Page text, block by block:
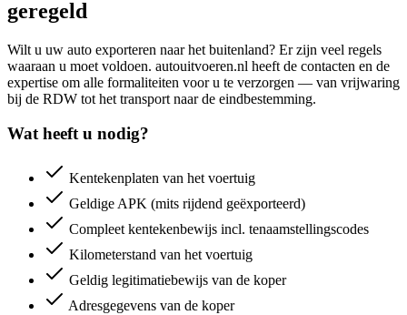
geregeld
Wilt u uw auto exporteren naar het buitenland? Er zijn veel regels
waaraan u moet voldoen. autouitvoeren.nl heeft de contacten en de
expertise om alle formaliteiten voor u te verzorgen — van vrijwaring
bij de RDW tot het transport naar de eindbestemming.
Wat heeft u nodig?
Kentekenplaten van het voertuig
Geldige APK (mits rijdend geëxporteerd)
Compleet kentekenbewijs incl. tenaamstellingscodes
Kilometerstand van het voertuig
Geldig legitimatiebewijs van de koper
Adresgegevens van de koper